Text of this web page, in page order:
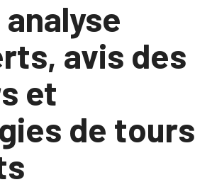
avis des
et
de tours